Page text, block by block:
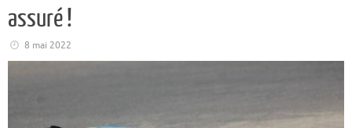
assuré !
8 mai 2022